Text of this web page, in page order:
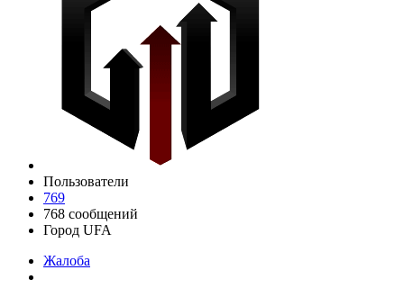
Пользователи
769
768 сообщений
Город UFA
Жалоба